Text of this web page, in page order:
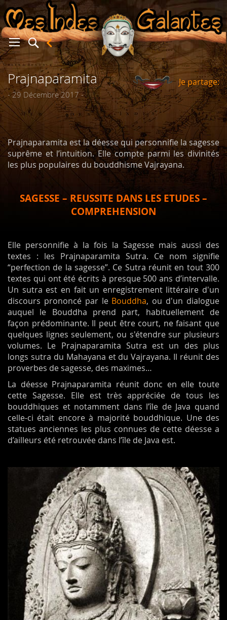
Prajnaparamita
- 29 Décembre 2017 -
Je partage:
Prajnaparamita est la déesse qui personnifie la sagesse
suprême et l’intuition. Elle compte parmi les divinités
les plus populaires du bouddhisme Vajrayana.
SAGESSE – REUSSITE DANS LES ETUDES –
COMPREHENSION
Elle personnifie à la fois la Sagesse mais aussi des
textes : les Prajnaparamita Sutra. Ce nom signifie
“perfection de la sagesse”. Ce Sutra réunit en tout 300
textes qui ont été écrits à presque 500 ans d’intervalle.
Un sutra est en fait un enregistrement littéraire d'un
discours prononcé par le Bouddha, ou d'un dialogue
auquel le Bouddha prend part, habituellement de
façon prédominante. Il peut être court, ne faisant que
quelques lignes seulement, ou s'étendre sur plusieurs
volumes. Le Prajnaparamita Sutra est un des plus
longs sutra du Mahayana et du Vajrayana. Il réunit des
proverbes de sagesse, des maximes…
La déesse Prajnaparamita réunit donc en elle toute
cette Sagesse. Elle est très appréciée de tous les
bouddhiques et notamment dans l’île de Java quand
celle-ci était encore à majorité bouddhique. Une des
statues anciennes les plus connues de cette déesse a
d’ailleurs été retrouvée dans l’île de Java est.